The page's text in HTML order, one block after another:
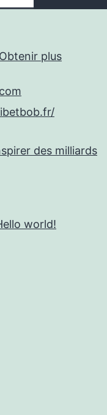
plus
des milliards
world!